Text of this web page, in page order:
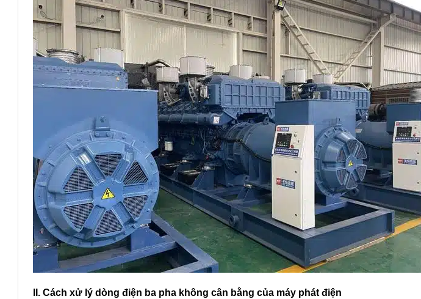
II. Cách xử lý dòng điện ba pha không cân bằng của máy phát điện